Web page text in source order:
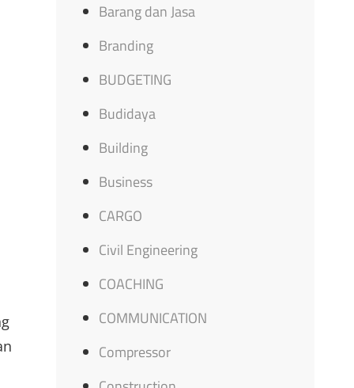
Barang dan Jasa
Branding
BUDGETING
Budidaya
Building
Business
CARGO
Civil Engineering
COACHING
COMMUNICATION
Compressor